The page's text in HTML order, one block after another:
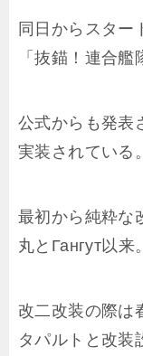
同日からスター
「抜錨！連合
公式からも発表
実装されている。
最初から純粋な
丸とГангут以来。
改二改装の際は
タパルトと改装